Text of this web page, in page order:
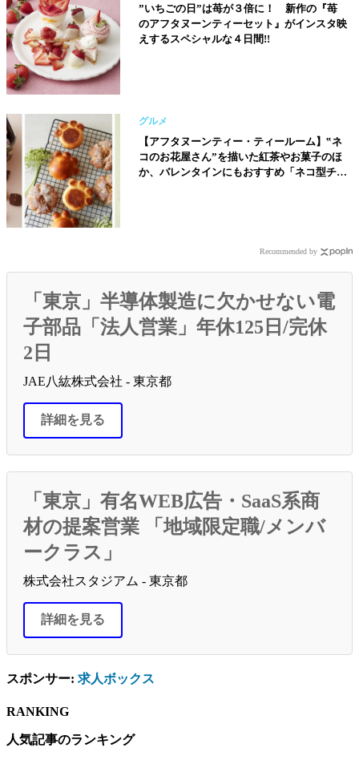
”いちごの日”は苺が３倍に！ 新作の『苺
のアフタヌーンティーセット』がインスタ映
えするスペシャルな４日間!!
グルメ
【アフタヌーンティー・ティールーム】‟ネ
コのお花屋さん”を描いた紅茶やお菓子のほ
か、バレンタインにもおすすめ「ネコ型チョ
Recommended by
「東京」半導体製造に欠かせない電
子部品「法人営業」年休125日/完休
2日
JAE八紘株式会社 - 東京都
詳細を見る
「東京」有名WEB広告・SaaS系商
材の提案営業 「地域限定職/メンバ
ークラス」
株式会社スタジアム - 東京都
詳細を見る
スポンサー: 求人ボックス
RANKING
人気記事のランキング